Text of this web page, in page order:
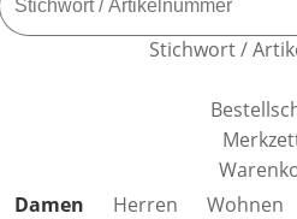
Stichwort /
Produktkategorien
Damen Herren
Wohnen